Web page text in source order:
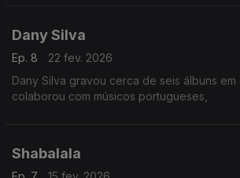
Dany Silva
Ep. 8
22 fev. 2026
Dany Silva gravou cerca de seis álbuns em
colaborou com músicos portugueses,
Shabalala